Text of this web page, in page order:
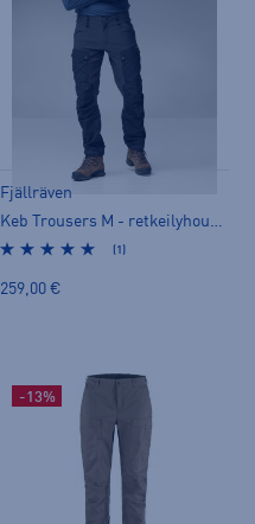
Fjällräven
(1)
259,00 €
-13%